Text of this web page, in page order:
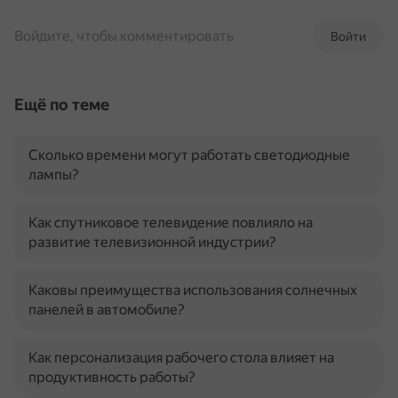
Войти
Войдите, чтобы комментировать
Ещё по теме
Сколько времени могут работать светодиодные
лампы?
Как спутниковое телевидение повлияло на
развитие телевизионной индустрии?
Каковы преимущества использования солнечных
панелей в автомобиле?
Как персонализация рабочего стола влияет на
продуктивность работы?